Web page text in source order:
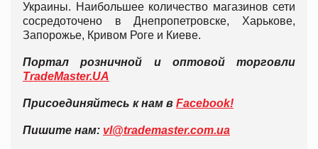
Украины. Наибольшее количество магазинов сети
сосредоточено в Днепропетровске, Харькове,
Запорожье, Кривом Роге и Киеве.
Портал розничной и оптовой торговли
TradeMaster.UA
Присоединяйтесь к нам в Facebook!
Пишите нам: vl@trademaster.com.ua